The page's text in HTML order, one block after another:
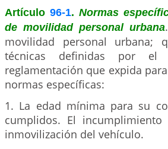
Artículo 96-1. Normas
de movilidad personal urbana
movilidad personal urbana;
técnicas definidas por
reglamentación que expida
normas específicas:
1. La edad mínima para su
cumplidos. El
inmovilización del vehículo.